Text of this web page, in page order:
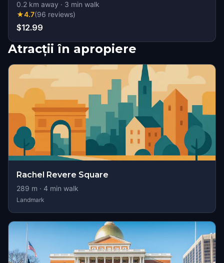
0.2 km away · 3 min walk
★4.7(96 reviews)
$12.99
Atracții în apropiere
Rachel Revere Square
289 m · 4 min walk
Landmark